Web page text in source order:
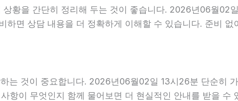
황을 간단히 정리해 두는 것이 좋습니다. 2026년06월02
하면 상담 내용을 더 정확하게 이해할 수 있습니다. 준비
는 것이 중요합니다. 2026년06월02일 13시26분 단순히
항이 무엇인지 함께 물어보면 더 현실적인 안내를 받을 수